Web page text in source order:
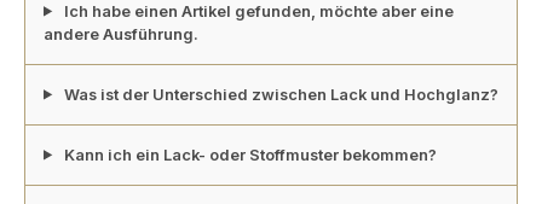
Ich habe einen Artikel gefunden, möchte aber eine
andere Ausführung.
Was ist der Unterschied zwischen Lack und Hochglanz?
Kann ich ein Lack- oder Stoffmuster bekommen?